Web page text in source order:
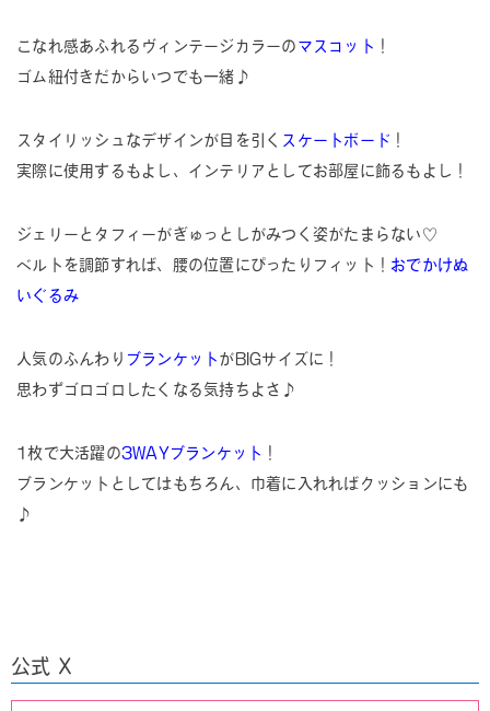
こなれ感あふれるヴィンテージカラーの マスコット ！
ゴム紐付きだからいつでも一緒♪
スタイリッシュなデザインが目を引く スケートボード ！
実際に使用するもよし、インテリアとしてお部屋に飾るもよし！
ジェリーとタフィーがぎゅっとしがみつく姿がたまらない♡
ベルトを調節すれば、腰の位置にぴったりフィット！ おでかけぬ
いぐるみ
人気のふんわり ブランケット がBIGサイズに！
思わずゴロゴロしたくなる気持ちよさ♪
1枚で大活躍の3WAYブランケット ！
ブランケットとしてはもちろん、巾着に入れればクッションにも
♪
公式 X